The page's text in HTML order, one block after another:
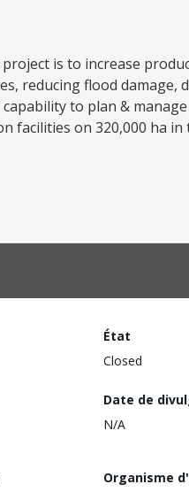
is to increase
reducing flood
to plan &
facilities on 320,000 ha in
État
Closed
Date de
N/A
Organisme